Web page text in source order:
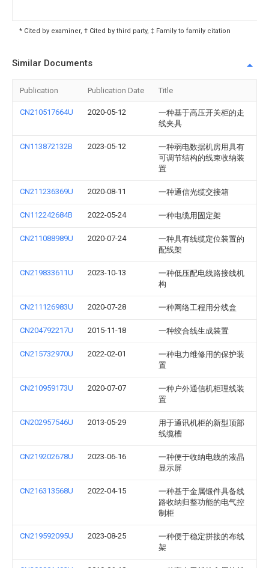
* Cited by examiner, † Cited by third party, ‡ Family to family citation
Similar Documents
Publication Publication Date Title
CN210517664U 2020-05-12
一种基于高压开关柜的走
线夹具
CN113872132B 2023-05-12
一种弱电数据机房用具有
可调节结构的线束收纳装
置
CN211236369U 2020-08-11 一种通信光缆交接箱
CN112242684B 2022-05-24 一种电缆用固定架
CN211088989U 2020-07-24
一种具有线缆定位装置的
配线架
CN219833611U 2023-10-13
一种低压配电线路接线机
构
CN211126983U 2020-07-28 一种网络工程用分线盒
CN204792217U 2015-11-18 一种绞合线生成装置
CN215732970U 2022-02-01
一种电力维修用的保护装
置
CN210959173U 2020-07-07
一种户外通信机柜理线装
置
CN202957546U 2013-05-29
用于通讯机柜的新型顶部
线缆槽
CN219202678U 2023-06-16
一种便于收纳电线的液晶
显示屏
CN216313568U 2022-04-15
一种基于金属锻件具备线
路收纳归整功能的电气控
制柜
CN219592095U 2023-08-25
一种便于稳定拼接的布线
架